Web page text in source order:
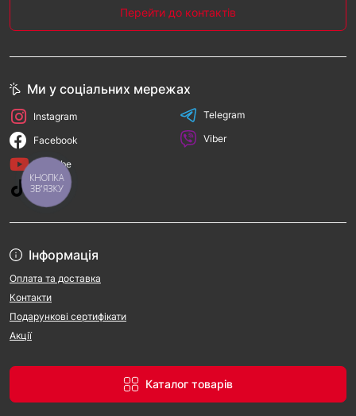
Перейти до контактів
Інформація
Оплата та доставка
Контакти
Подарункові сертифікати
Акції
Каталог товарів
Ми у соціальних мережах
Instagram
Facebook
YouTube
TikTok
Telegram
Viber
КНОПКА
ЗВ'ЯЗКУ